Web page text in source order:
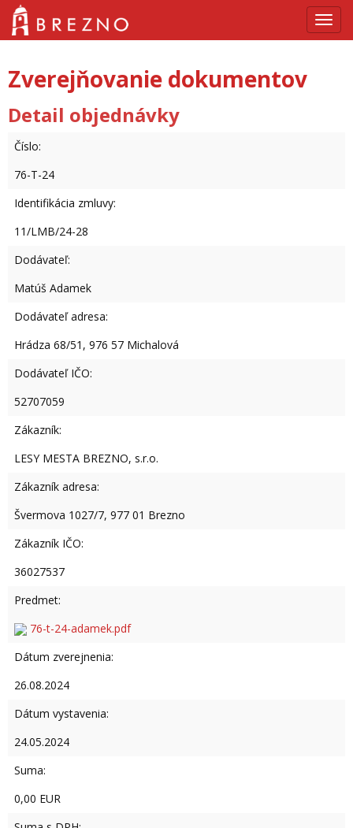
Zverejňovanie dokumentov
Detail objednávky
Číslo:
76-T-24
Identifikácia zmluvy:
11/LMB/24-28
Dodávateľ:
Matúš Adamek
Dodávateľ adresa:
Hrádza 68/51, 976 57 Michalová
Dodávateľ IČO:
52707059
Zákazník:
LESY MESTA BREZNO, s.r.o.
Zákazník adresa:
Švermova 1027/7, 977 01 Brezno
Zákazník IČO:
36027537
Predmet:
76-t-24-adamek.pdf
Dátum zverejnenia:
26.08.2024
Dátum vystavenia:
24.05.2024
Suma:
0,00 EUR